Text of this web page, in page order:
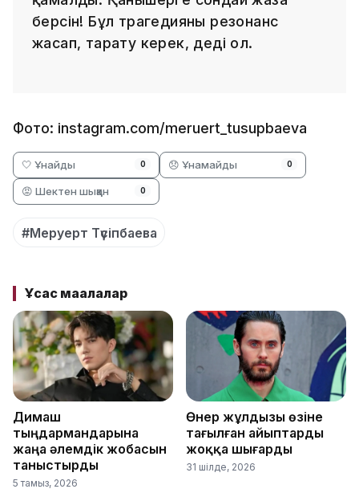
берсін! Бұл трагедияны резонанс
жасап, тарату керек, деді ол.
Фото: instagram.com/meruert_tusupbaeva
🤍 Ұнайды 0 😞 Ұнамайды 0
😡 Шектен шыққан 0
#Меруерт Түсіпбаева
Ұқсас мақалалар
Димаш
тыңдармандарына
жаңа әлемдік жобасын
таныстырды
5 тамыз, 2026
Өнер жұлдызы өзіне
тағылған айыптарды
жоққа шығарды
31 шілде, 2026